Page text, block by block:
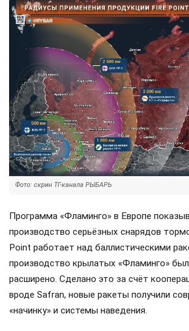
Фото: скрин ТГ-канала РЫБАРЬ
Программа «Фламинго» в Европе
производство серьёзных снарядов
Point работает над баллистическими
производство крылатых «Фламинго»
расширено. Сделано это за счёт
вроде Safran, новые ракеты получили
«начинку» и системы наведения.